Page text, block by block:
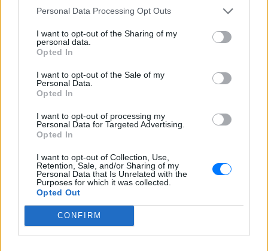
Personal Data Processing Opt Outs
I want to opt-out of the Sharing of my
personal data.
Opted In
I want to opt-out of the Sale of my
Personal Data.
Opted In
I want to opt-out of processing my
Personal Data for Targeted Advertising.
Opted In
I want to opt-out of Collection, Use,
Retention, Sale, and/or Sharing of my
Personal Data that Is Unrelated with the
Purposes for which it was collected.
Opted Out
CONFIRM
Απρόσμενη αντίδραση στη σκηνή από την
Ιουλία Καλλιμάνη: θαμώνας της πετούσε
αμέσως.
Δούσης...δικάζει
περιστατικά των καλοκαιρινών
διακοπών
Μυστική γαμήλια γιορτή για
απαγόρευση κινητών